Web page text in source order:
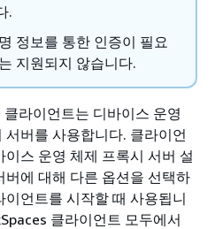
.
정보를 통한 인증이 필요
지원되지 않습니다.
라이언트는 디바이스 운영
버를 사용합니다. 클라이언
스 운영 체제 프록시 서버 설
에 대해 다른 옵션을 선택하
언트를 시작할 때 사용됩니
클라이언트 모두에서